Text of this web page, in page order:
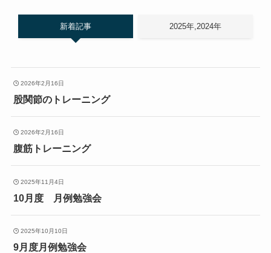
新着記事 2025年,2024年
2026年2月16日
股関節のトレーニング
2026年2月16日
腹筋トレーニング
2025年11月4日
10月度 月例勉強会
2025年10月10日
9月度月例勉強会